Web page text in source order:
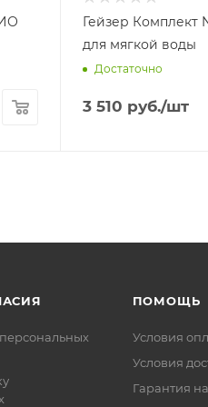
Гейзер Комплект
для мягкой воды
Достаточно
3 510 руб./шт
ПОМОЩЬ
Условия
Условия
Гарантия